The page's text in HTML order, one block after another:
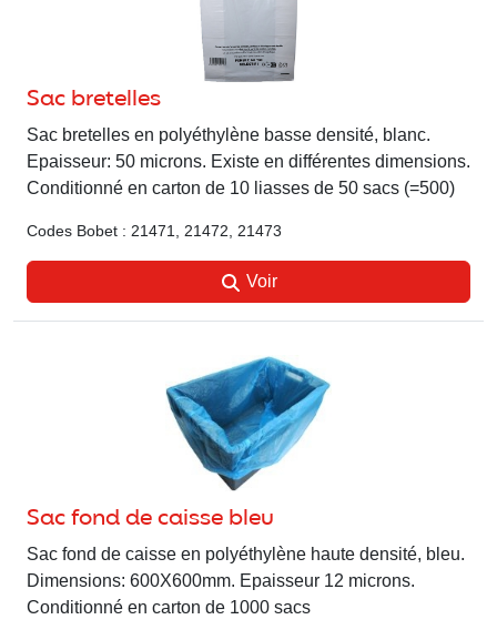
Sac bretelles
Sac bretelles en polyéthylène basse densité, blanc.
Epaisseur: 50 microns. Existe en différentes dimensions.
Conditionné en carton de 10 liasses de 50 sacs (=500)
Codes Bobet : 21471, 21472, 21473
Voir
Sac fond de caisse bleu
Sac fond de caisse en polyéthylène haute densité, bleu.
Dimensions: 600X600mm. Epaisseur 12 microns.
Conditionné en carton de 1000 sacs